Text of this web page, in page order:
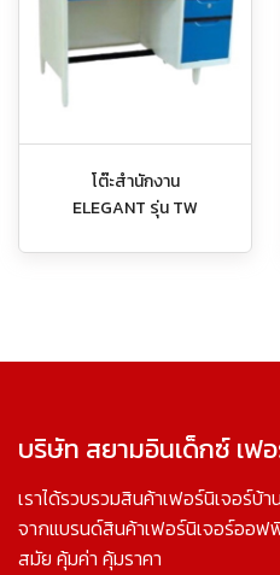
โต๊ะสำนักงาน
ELEGANT รุ่น TW
บริษัท สยามอินเด็กซ์ เฟ
เราได้รวบรวมสินค้าเฟอร์นิเจอร์
จากแบรนด์สินค้าเฟอร์นิเจอร์ออ
สมัย คุ้มค่า คุ้มราคา